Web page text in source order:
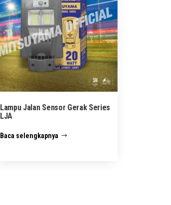
Lampu Jalan Sensor Gerak Series
LJA
Baca selengkapnya